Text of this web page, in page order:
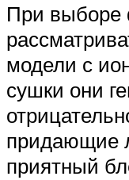
При выборе
модели с
сушки они
придающие
приятный